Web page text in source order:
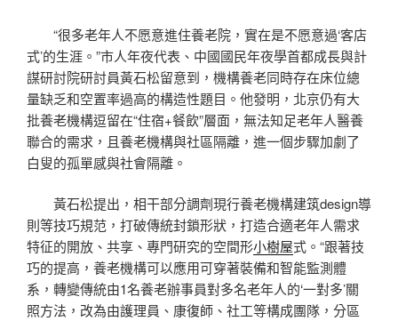
“很多老年人不愿意進住養老院，實在是不愿意過‘客店
式’的生涯。”市人年夜代表、中國國民年夜學首都成長與計
謀研討院研討員黃石松留意到，機構養老同時存在床位總
量缺乏和空置率過高的構造性題目。他發明，北京仍有大
批養老機構逗留在“住宿+餐飲”層面，無法知足老年人醫養
聯合的需求，且養老機構與社區隔離，進一個步驟加劇了
白叟的孤單感與社會隔離。
黃石松提出，相干部分調劑現行養老機構建筑design導
則等技巧規范，打破傳統封鎖形狀，打造合適老年人需求
特征的開放、共享、專門研究的空間形小樹屋式。“跟著技
巧的提高，養老機構可以應用可穿著裝備和智能監測體
系，轉變傳統由1名養老辦事員對多名老年人的‘一對多’關
照方法，改為由護理員、康復師、社工等構成團隊，分區